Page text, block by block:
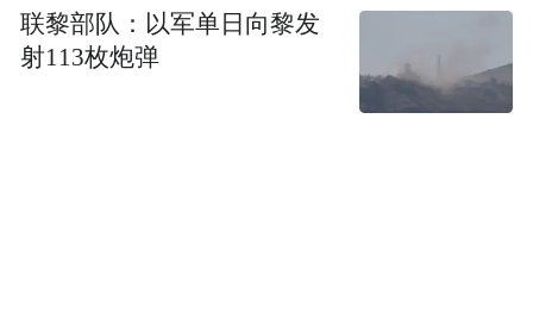
联黎部队：以军单日向黎发
射113枚炮弹